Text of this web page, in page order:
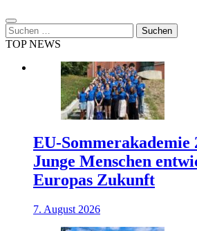
Suchen
nach:
TOP NEWS
EU-Sommerakademie
Junge Menschen
Europas Zukunft
7. August 2026